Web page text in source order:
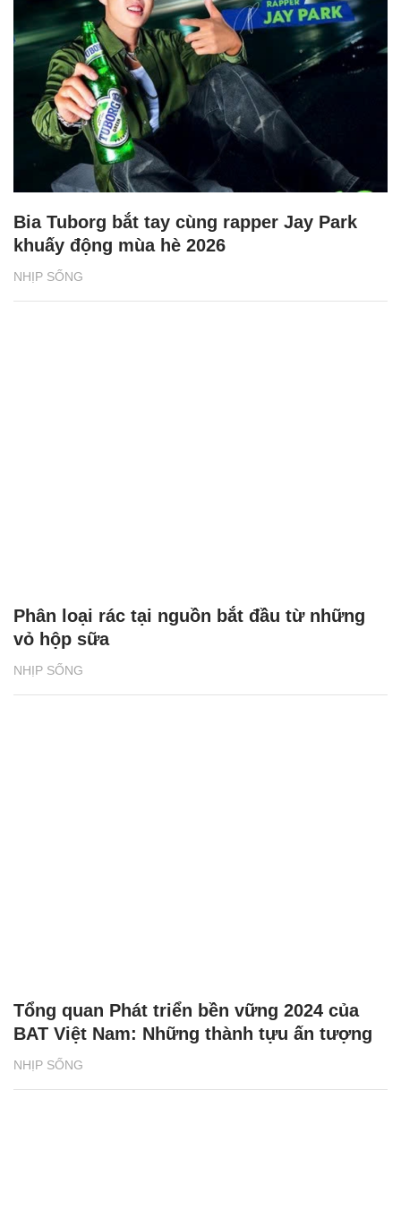
NHỊP SỐNG
Bia Tuborg bắt tay cùng rapper Jay Park
khuấy động mùa hè 2026
NHỊP SỐNG
Phân loại rác tại nguồn bắt đầu từ những
vỏ hộp sữa
NHỊP SỐNG
Tổng quan Phát triển bền vững 2024 của
BAT Việt Nam: Những thành tựu ấn tượng